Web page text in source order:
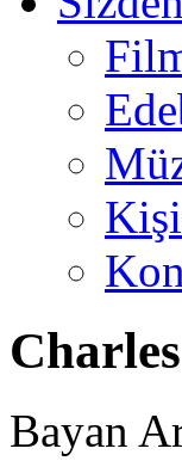
Bayan